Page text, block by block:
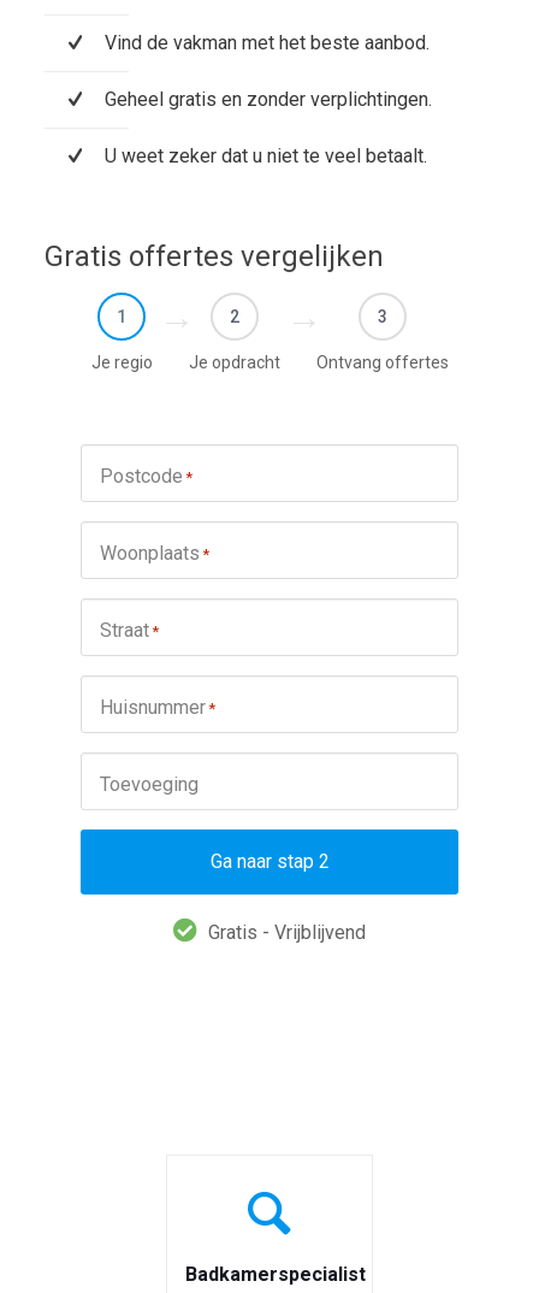
Vind de vakman met het beste aanbod.
Geheel gratis en zonder verplichtingen.
U weet zeker dat u niet te veel betaalt.
Gratis offertes vergelijken
1
Je regio
2
Je opdracht
3
Ontvang offertes
Postcode *
Woonplaats *
Straat*
Huisnummer*
Toevoeging
Ga naar stap 2
Gratis - Vrijblijvend
Badkamerspecialist